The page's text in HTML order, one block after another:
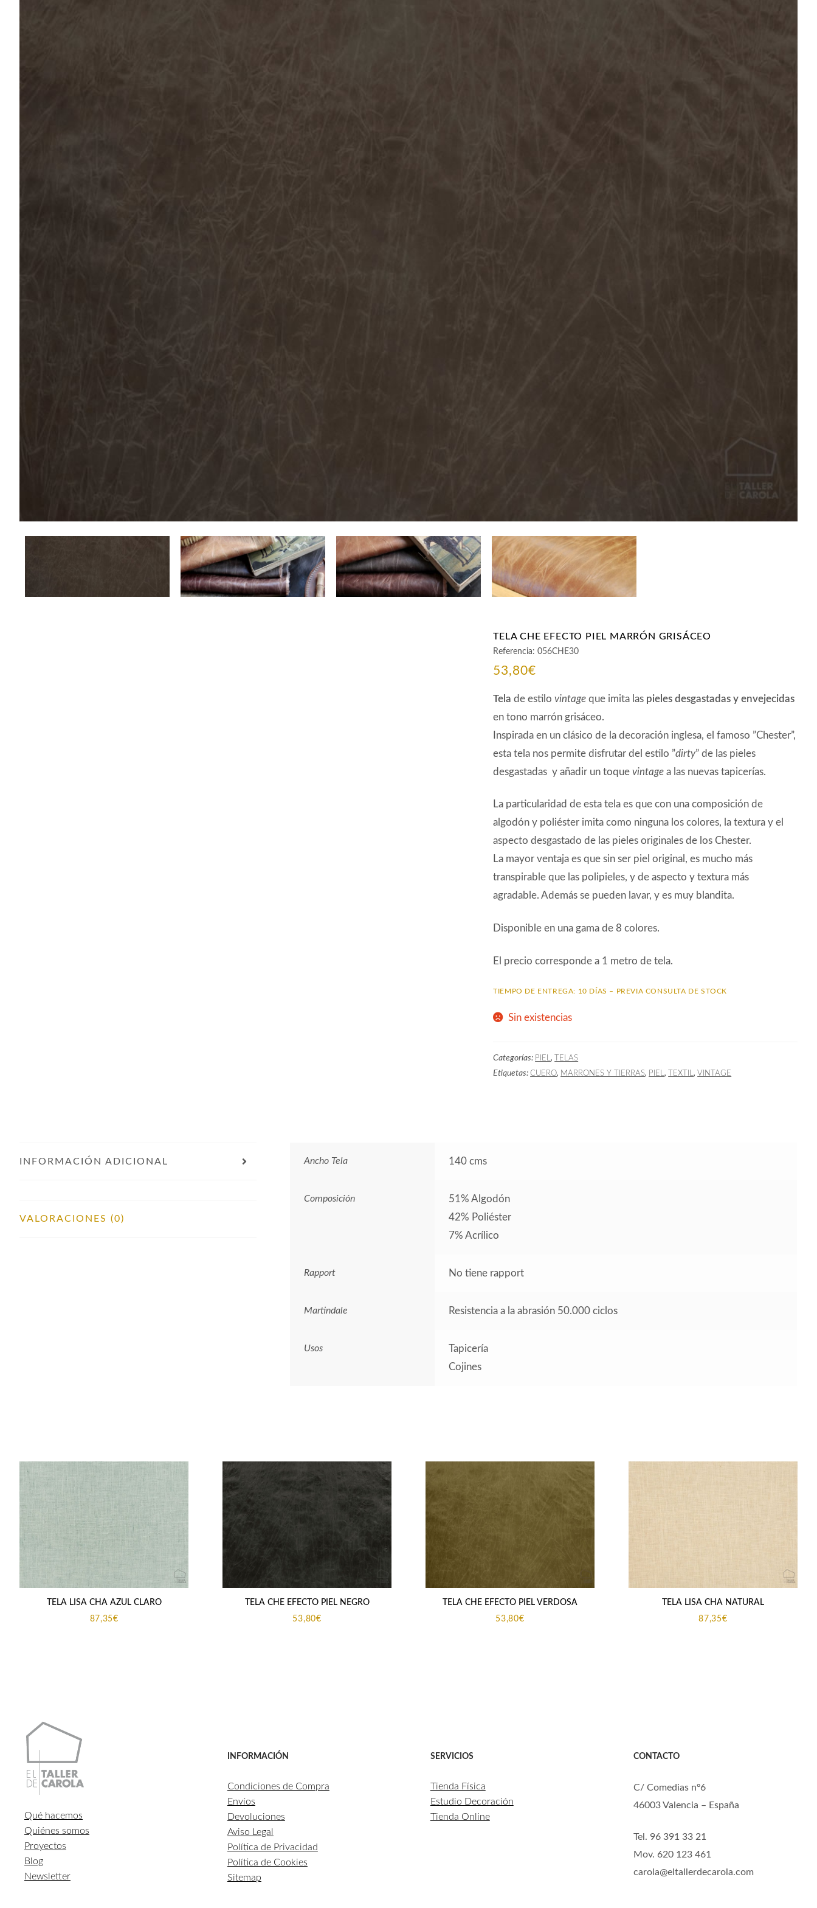
TELA CHE EFECTO PIEL MARRÓN GRISÁCEO
Referencia:056CHE30
53,80€
Tela de estilovintage que imita las pieles desgastadas y envejecidas
en tono marrón grisáceo.
Inspirada en un clásico de la decoración inglesa, el famoso ”Chester”,
esta tela nos permite disfrutar del estilo ”dirty” de las pieles
desgastadas y añadir un toquevintage a las nuevas tapicerías.
La particularidad de esta tela es que con una composición de
algodón y poliéster imita como ninguna los colores, la textura y el
aspecto desgastado de las pieles originales de los Chester.
La mayor ventaja es que sin ser piel original, es mucho más
transpirable que las polipieles, y de aspecto y textura más
agradable. Además se pueden lavar, y es muy blandita.
Disponible en una gama de 8 colores.
El precio corresponde a 1 metro de tela.
TIEMPO DE ENTREGA: 10 DÍAS – PREVIA CONSULTA DE STOCK
Sin existencias
Categorías: PIEL, TELAS
Etiquetas:CUERO, MARRONES Y TIERRAS, PIEL, TEXTIL,VINTAGE
INFORMACIÓN ADICIONAL
VALORACIONES (0)
Ancho Tela 140 cms
Composición
51% Algodón
42% Poliéster
7% Acrílico
Rapport No tiene rapport
Martindale Resistencia a la abrasión 50.000 ciclos
Usos
Tapicería
Cojines
TELA LISA CHA AZUL CLARO
87,35€
TELA CHE EFECTO PIEL NEGRO
53,80€
TELA CHE EFECTO PIEL VERDOSA
53,80€
TELA LISA CHA NATURAL
87,35€
Qué hacemos
Quiénes somos
Proyectos
Blog
Newsletter
INFORMACIÓN
Condiciones de Compra
Envíos
Devoluciones
Aviso Legal
Política de Privacidad
Política de Cookies
Sitemap
SERVICIOS
Tienda Física
Estudio Decoración
Tienda Online
CONTACTO
C/ Comedias nº6
46003 Valencia – España
Tel. 96 391 33 21
Mov. 620 123 461
carola@eltallerdecarola.com